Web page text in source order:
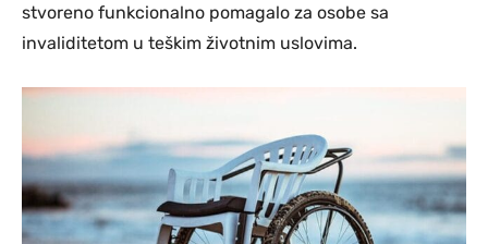
stvoreno funkcionalno pomagalo za osobe sa
invaliditetom u teškim životnim uslovima.